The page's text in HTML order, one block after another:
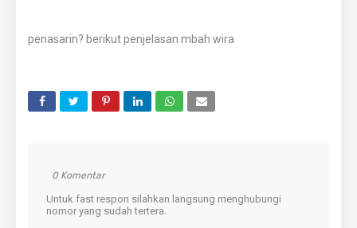
penasarin? berikut penjelasan mbah wira
0 Komentar
Untuk fast respon silahkan langsung menghubungi
nomor yang sudah tertera.